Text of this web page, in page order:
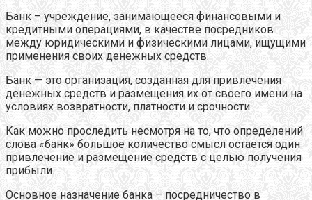
Банк – учреждение, занимающееся финансовыми и
кредитными операциями, в качестве посредников
между юридическими и физическими лицами, ищущими
применения своих денежных средств.
Банк — это организация, созданная для привлечения
денежных средств и размещения их от своего имени на
условиях возвратности, платности и срочности.
Как можно проследить несмотря на то, что определений
слова «банк» большое количество смысл остается один
привлечение и размещение средств с целью получения
прибыли.
Основное назначение банка – посредничество в